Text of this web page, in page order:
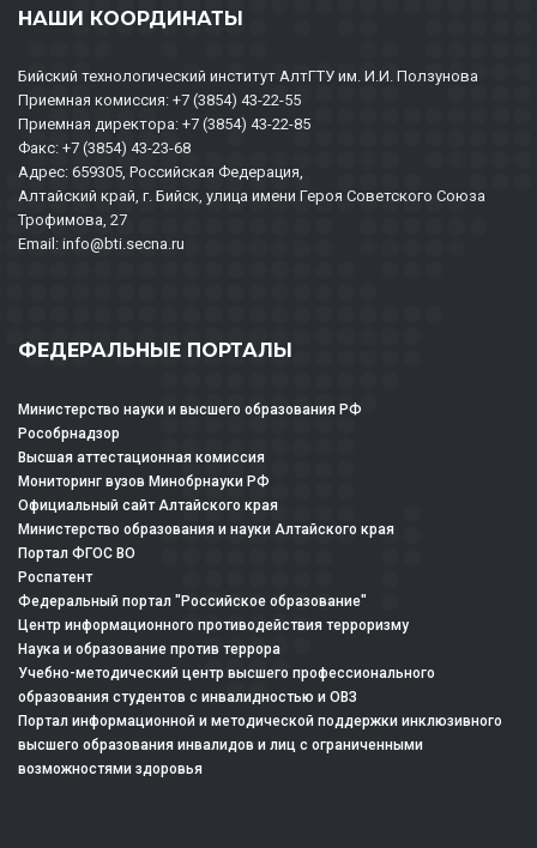
НАШИ КООРДИНАТЫ
Бийский технологический институт АлтГТУ им. И.И. Ползунова
Приемная комиссия: +7 (3854) 43-22-55
Приемная директора: +7 (3854) 43-22-85
Факс: +7 (3854) 43-23-68
Адрес: 659305, Российская Федерация,
Алтайский край, г. Бийск, улица имени Героя Советского Союза
Трофимова, 27
Email: info@bti.secna.ru
ФЕДЕРАЛЬНЫЕ ПОРТАЛЫ
Министерство науки и высшего образования РФ
Рособрнадзор
Высшая аттестационная комиссия
Мониторинг вузов Минобрнауки РФ
Официальный сайт Алтайского края
Министерство образования и науки Алтайского края
Портал ФГОС ВО
Роспатент
Федеральный портал "Российское образование"
Центр информационного противодействия терроризму
Наука и образование против террора
Учебно-методический центр высшего профессионального
образования студентов с инвалидностью и ОВЗ
Портал информационной и методической поддержки инклюзивного
высшего образования инвалидов и лиц с ограниченными
возможностями здоровья